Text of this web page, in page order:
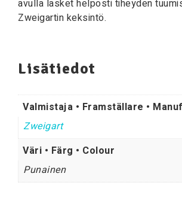
avulla lasket helposti tiheyden
Zweigartin keksintö.
Lisätiedot
Valmistaja • Framställare •
Zweigart
Väri • Färg • Colour
Punainen